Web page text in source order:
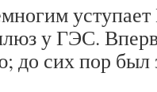
у ГЭС.
до сих пор